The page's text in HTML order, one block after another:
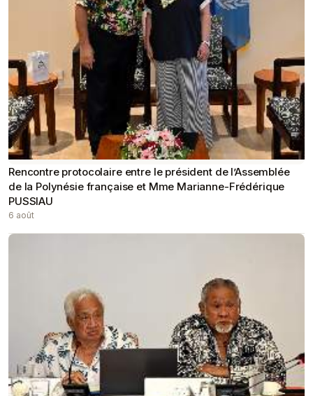
Rencontre protocolaire entre le président de l’Assemblée
de la Polynésie française et Mme Marianne-Frédérique
PUSSIAU
6 août